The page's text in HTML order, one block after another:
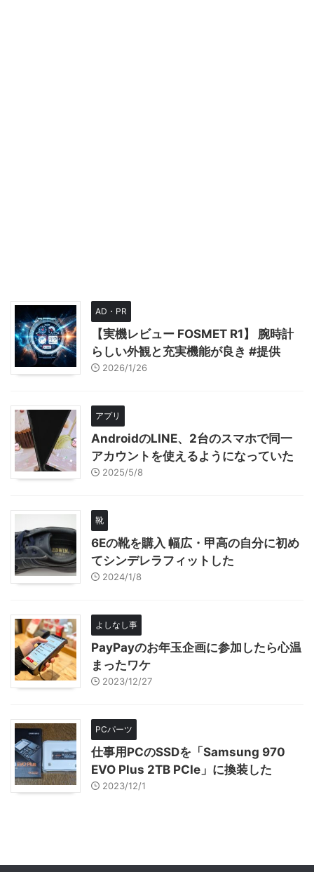
AD・PR
【実機レビュー FOSMET R1】 腕時計
らしい外観と充実機能が良き #提供
2026/1/26
アプリ
AndroidのLINE、2台のスマホで同一
アカウントを使えるようになっていた
2025/5/8
靴
6Eの靴を購入 幅広・甲高の自分に初め
てシンデレラフィットした
2024/1/8
よしなし事
PayPayのお年玉企画に参加したら心温
まったワケ
2023/12/27
PCパーツ
仕事用PCのSSDを「Samsung 970
EVO Plus 2TB PCIe」に換装した
2023/12/1